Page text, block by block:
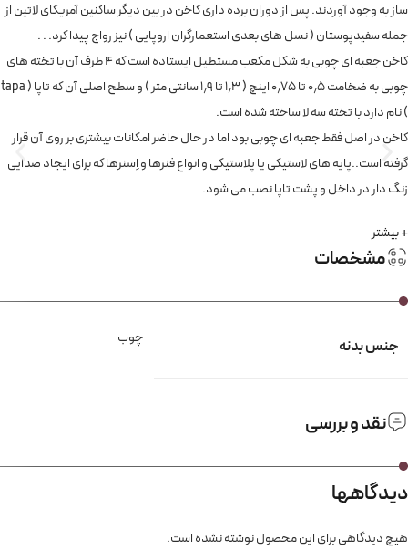
ساز به وجود آوردند. پس از دوران برده داری کاخن در بین دیگر ساکنین آمریکای لاتین از
جمله سفیدپوستان ( نسل های بعدی استعمارگران اروپایی ) نیز رواج پیدا کرد. . .
کاخن جعبه ای چوبی به شکل مکعب مستطیل ایستاده است که 4 طرف آن با تخته های
چوبی به ضخامت ۰٫۵ تا ۰٫۷۵ اینچ ( ۱٫۳ تا ۱٫۹ سانتی متر ) و سطح اصلی آن که تاپا ( tapa
) نام دارد با تخته سه لا ساخته شده است.
کاخن در اصل فقط جعبه ای چوبی بود اما در حال حاضر امکانات بیشتری بر روی آن قرار
گرفته است..پایه های لاستیکی یا پلاستیکی و انواع فنرها و اِسنرها که برای ایجاد صدایی
زنگ دار در داخل و پشت تاپا نصب می شود.
+ بیشتر
مشخصات
جنس بدنه چوب
نقد و بررسی
دیدگاهها
هیچ دیدگاهی برای این محصول نوشته نشده است.